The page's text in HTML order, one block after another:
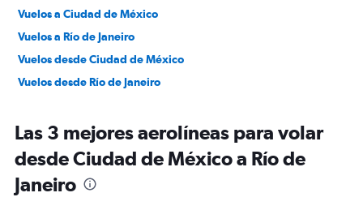
Vuelos a Ciudad de México
Vuelos a Río de Janeiro
Vuelos desde Ciudad de México
Vuelos desde Río de Janeiro
Las 3 mejores aerolíneas para volar
desde Ciudad de México a Río de
Janeiro